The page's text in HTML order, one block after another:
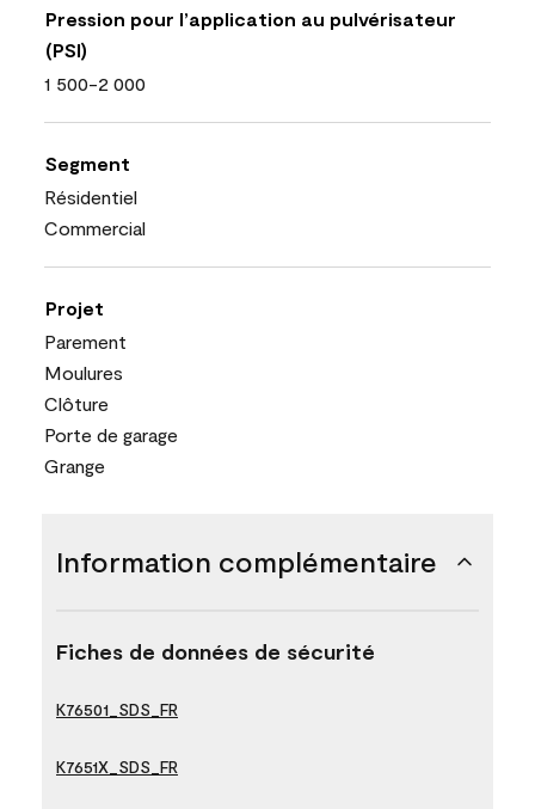
Pression pour l’application au pulvérisateur
(PSI)
1 500-2 000
Segment
Résidentiel
Commercial
Projet
Parement
Moulures
Clôture
Porte de garage
Grange
Information complémentaire
Fiches de données de sécurité
K76501_SDS_FR
K7651X_SDS_FR